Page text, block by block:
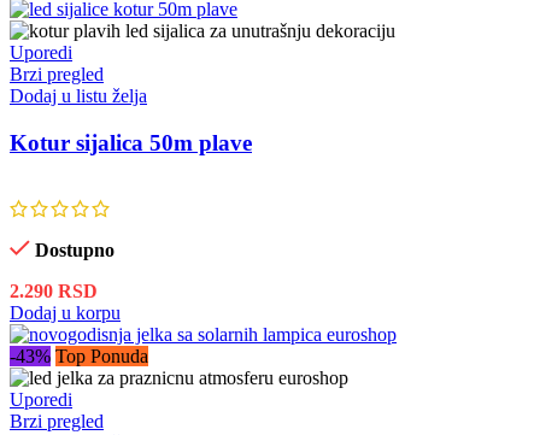
Uporedi
Brzi pregled
Dodaj u listu želja
Kotur sijalica 50m plave
Dostupno
2.290 RSD
Dodaj u korpu
-43% Top Ponuda
Uporedi
Brzi pregled